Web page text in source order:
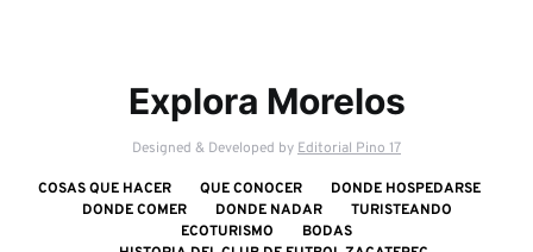
Explora Morelos
Designed & Developed byEditorial Pino 17
COSAS QUE HACER QUE CONOCER
DONDE HOSPEDARSE
DONDE COMER
DONDE NADAR
TURISTEANDO
ECOTURISMO
BODAS